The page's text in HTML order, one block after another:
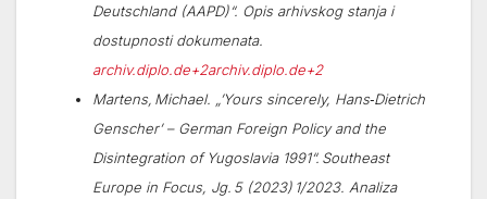
Deutschland (AAPD)“. Opis arhivskog stanja i
dostupnosti dokumenata.
archiv.diplo.de+2archiv.diplo.de+2
Martens, Michael. „’Yours sincerely, Hans‑Dietrich
Genscher’ – German Foreign Policy and the
Disintegration of Yugoslavia 1991“. Southeast
Europe in Focus, Jg. 5 (2023) 1/2023. Analiza